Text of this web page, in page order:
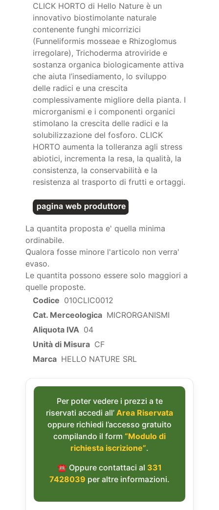
CLICK HORTO di Hello Nature è un
innovativo biostimolante naturale
contenente funghi micorrizici
(Funneliformis mosseae e Rhizoglomus
irregolare), Trichoderma atroviride e
sostanza organica biologicamente attiva
che aiuta l’insediamento, lo sviluppo
delle radici e una crescita
complessivamente migliore della pianta. I
microrganismi e i componenti organici
stimolano la crescita delle radici e la
solubilizzazione del fosforo. CLICK
HORTO aumenta la tolleranza agli stress
abiotici, incrementa la resa, la qualità, la
consistenza, la conservabilità e la
resistenza al trasporto di frutti e ortaggi.
La quantita proposta e' quella minima
ordinabile.
Qualora fosse minore l'articolo non verra'
evaso.
Le quantita possono essere solo maggiori a
quelle proposte.
Codice 010CLIC0012
Cat. Merceologica MICRORGANISMI
Aliquota IVA 04
Unità di Misura CF
Marca HELLO NATURE SRL
Per poter vedere i prezzi a te
riservati accedi all’ Area Riservata
oppure richiedi l’accesso gratuito
compilando il form “Modulo di
richiesta iscrizione”.
☎︎ Oppure contattaci al 331
7428039 per altre informazioni.